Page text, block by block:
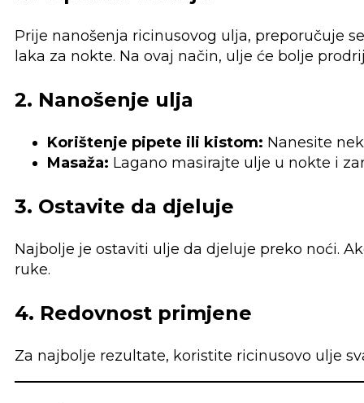
Prije nanošenja ricinusovog ulja, preporučuje
laka za nokte. Na ovaj način, ulje će bolje
2. Nanošenje ulja
Korištenje pipete ili kistom: Nanesite
Masaža: Lagano masirajte ulje u nokte i
3. Ostavite da djeluje
Najbolje je ostaviti ulje da djeluje preko noći.
ruke.
4. Redovnost primjene
Za najbolje rezultate, koristite ricinusovo ulje